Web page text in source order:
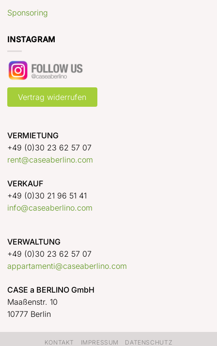
Sponsoring
INSTAGRAM
Vertrag widerrufen
VERMIETUNG
+49 (0)30 23 62 57 07
rent@caseaberlino.com
VERKAUF
+49 (0)30 21 96 51 41
info@caseaberlino.com
VERWALTUNG
+49 (0)30 23 62 57 07
appartamenti@caseaberlino.com
CASE a BERLINO GmbH
Maaßenstr. 10
10777 Berlin
KONTAKT IMPRESSUM DATENSCHUTZ